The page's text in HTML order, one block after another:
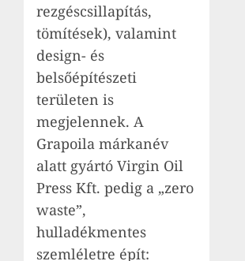
rezgéscsillapítás,
tömítések), valamint
design- és
belsőépítészeti
területen is
megjelennek. A
Grapoila márkanév
alatt gyártó Virgin Oil
Press Kft. pedig a „zero
waste”,
hulladékmentes
szemléletre épít: